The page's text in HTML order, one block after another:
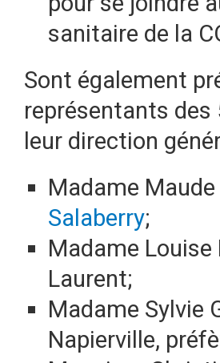
sanitaire de la
Sont également
représentants des
leur direction
Madame
Salaberry;
Madame Louise
Laurent;
Madame Sylvie
Napierville,